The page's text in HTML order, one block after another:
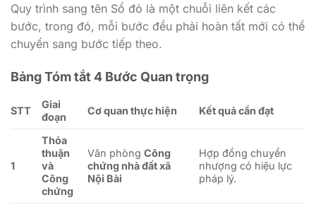
Quy trình sang tên Sổ đỏ là một chuỗi liên kết các
bước, trong đó, mỗi bước đều phải hoàn tất mới có thể
chuyển sang bước tiếp theo.
Bảng Tóm tắt 4 Bước Quan trọng
STT
Giai
đoạn
Cơ quan thực hiện Kết quả cần đạt
1
Thỏa
thuận
và
Công
chứng
Văn phòngCông
chứng nhà đất xã
Nội Bài
Hợp đồng chuyển
nhượng có hiệu lực
pháp lý.